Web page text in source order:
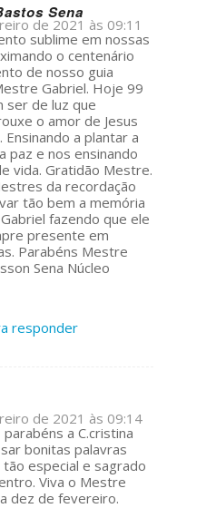
Sena
de 2021 às 09:11
sublime em nossas
o centenário
de nosso guia
Gabriel. Hoje 99
ser de luz que
o amor de Jesus
a plantar a
paz e nos ensinando
vida. Gratidão Mestre.
da recordação
tão bem a memória
fazendo que ele
presente em
Parabéns Mestre
Sena Núcleo
responder
de 2021 às 09:14
a C.cristina
bonitas palavras
especial e sagrado
Viva o Mestre
dez de fevereiro.